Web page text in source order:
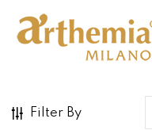
Filter By